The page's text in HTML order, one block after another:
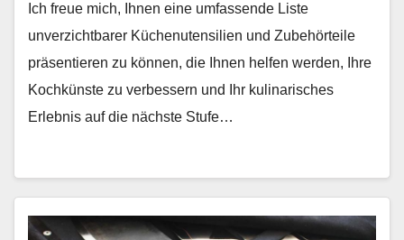
Ich freue mich, Ihnen eine umfassende Liste
unverzichtbarer Küchenutensilien und Zubehörteile
präsentieren zu können, die Ihnen helfen werden, Ihre
Kochkünste zu verbessern und Ihr kulinarisches
Erlebnis auf die nächste Stufe…